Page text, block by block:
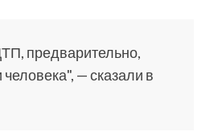
предварительно,
— сказали в